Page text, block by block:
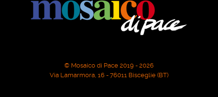
© Mosaico di Pace 2019 - 2026
Via Lamarmora, 16 - 76011 Bisceglie (BT)